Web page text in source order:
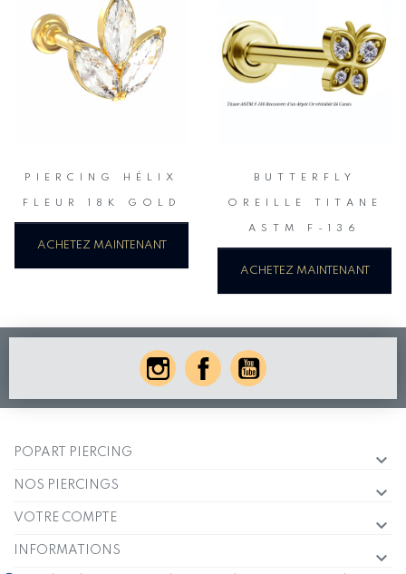
PIERCING HÉLIX
FLEUR 18K GOLD
ACHETEZ MAINTENANT
BUTTERFLY
OREILLE TITANE
ASTM F-136
ACHETEZ MAINTENANT
POPART PIERCING
NOS PIERCINGS
VOTRE COMPTE
INFORMATIONS